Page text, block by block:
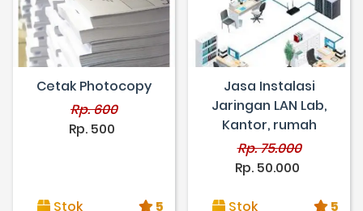
Cetak Photocopy
Rp. 600
Rp. 500
Stok
5
Jasa Instalasi
Jaringan LAN Lab,
Kantor, rumah
Rp. 75.000
Rp. 50.000
Stok
5